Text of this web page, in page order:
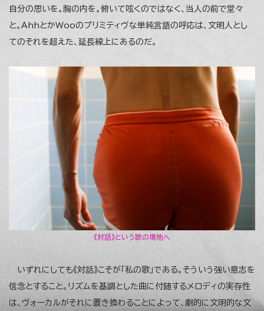
自分の思いを。胸の内を。俯いて呟くのではなく、当人の前で堂々
と。AhhとかWooのプリミティヴな単純言語の呼応は、文明人とし
てのそれを超えた、延長線上にあるのだ。
《対話》という歌の境地へ
いずれにしても《対話》こそが「私の歌」である。そういう強い意志を
信念とすること。リズムを基調とした曲に付随するメロディの実存性
は、ヴォーカルがそれに置き換わることによって、劇的に文明的な文